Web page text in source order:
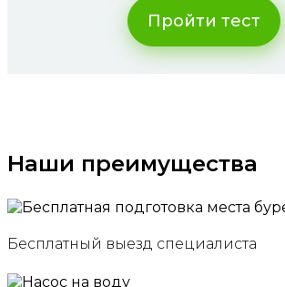
Пройти тест
Наши преимущества
Бесплатный выезд специалиста